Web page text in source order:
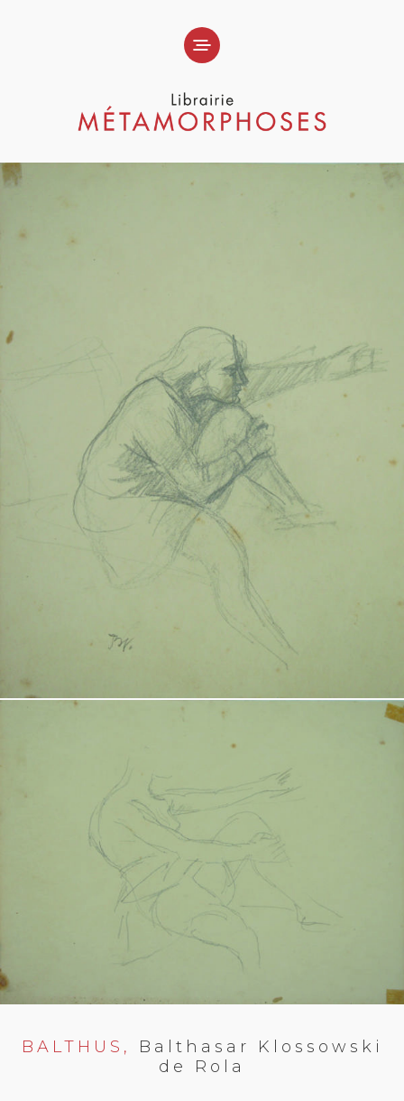
BALTHUS,
Balthasar Klossowski
de Rola